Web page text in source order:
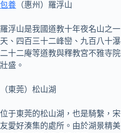
包養 （惠州）羅浮山
羅浮山是我國道教十年夜名山之
天、四百三十二峰巒、九百八十
二十二庵等道教與釋教宮不雅寺
壯盛。
（東莞）松山湖
位于東莞的松山湖，也是騎繫，
友愛好湊集的處所。由於湖景精